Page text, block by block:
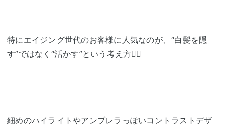
特にエイジング世代のお客様に人気なのが、“白髪を隠
す”ではなく“活かす”という考え方☝🏻
細めのハイライトやアンブレラっぽいコントラストデザ